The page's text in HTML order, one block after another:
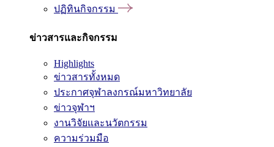
ปฏิทินกิจกรรม
ข่าวสารและกิจกรรม
Highlights
ข่าวสารทั้งหมด
ประกาศจุฬาลงกรณ์มหาวิทยาลัย
ข่าวจุฬาฯ
งานวิจัยและนวัตกรรม
ความร่วมมือ